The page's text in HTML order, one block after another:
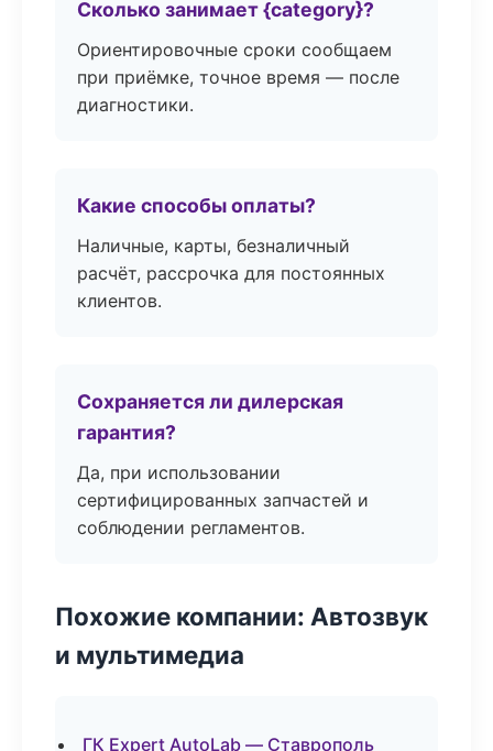
Сколько занимает {category}?
Ориентировочные сроки сообщаем
при приёмке, точное время — после
диагностики.
Какие способы оплаты?
Наличные, карты, безналичный
расчёт, рассрочка для постоянных
клиентов.
Сохраняется ли дилерская
гарантия?
Да, при использовании
сертифицированных запчастей и
соблюдении регламентов.
Похожие компании: Автозвук
и мультимедиа
ГК Expert AutoLab — Ставрополь